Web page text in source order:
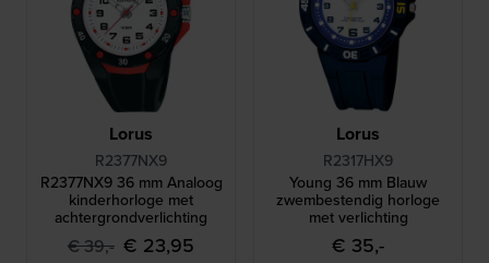
Lorus
R2377NX9
R2377NX9 36 mm Analoog
kinderhorloge met
achtergrondverlichting
€ 39,- € 23,95
Lorus
R2317HX9
Young 36 mm Blauw
zwembestendig horloge
met verlichting
€ 35,-